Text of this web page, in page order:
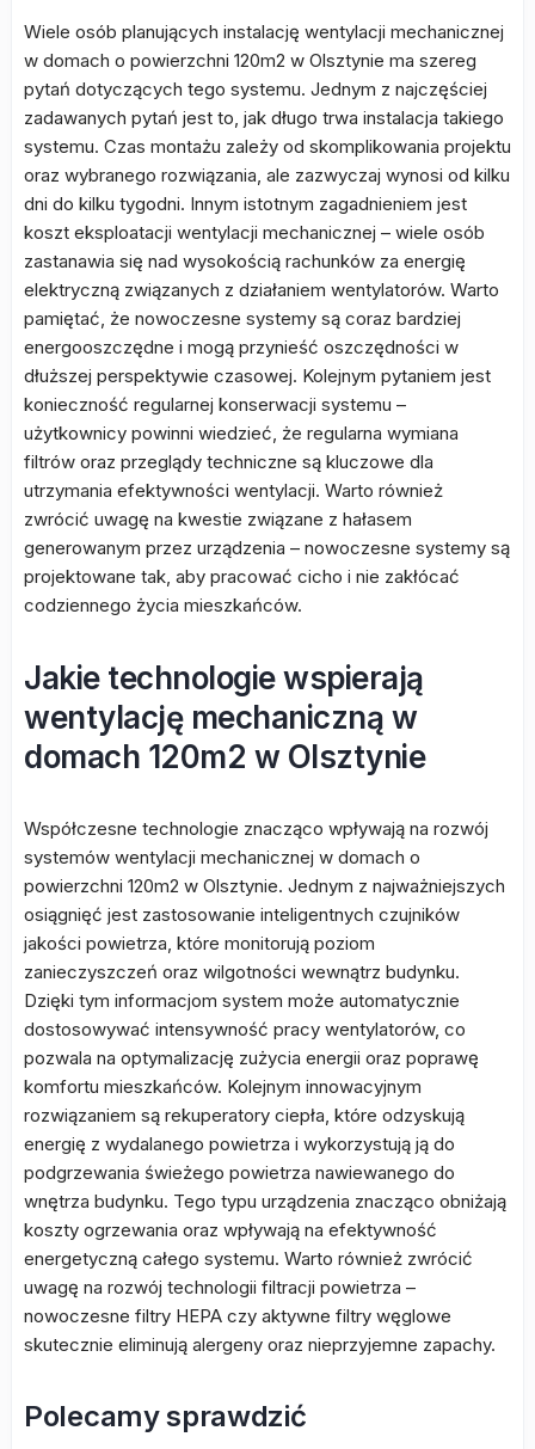
Wiele osób planujących instalację wentylacji mechanicznej
w domach o powierzchni 120m2 w Olsztynie ma szereg
pytań dotyczących tego systemu. Jednym z najczęściej
zadawanych pytań jest to, jak długo trwa instalacja takiego
systemu. Czas montażu zależy od skomplikowania projektu
oraz wybranego rozwiązania, ale zazwyczaj wynosi od kilku
dni do kilku tygodni. Innym istotnym zagadnieniem jest
koszt eksploatacji wentylacji mechanicznej – wiele osób
zastanawia się nad wysokością rachunków za energię
elektryczną związanych z działaniem wentylatorów. Warto
pamiętać, że nowoczesne systemy są coraz bardziej
energooszczędne i mogą przynieść oszczędności w
dłuższej perspektywie czasowej. Kolejnym pytaniem jest
konieczność regularnej konserwacji systemu –
użytkownicy powinni wiedzieć, że regularna wymiana
filtrów oraz przeglądy techniczne są kluczowe dla
utrzymania efektywności wentylacji. Warto również
zwrócić uwagę na kwestie związane z hałasem
generowanym przez urządzenia – nowoczesne systemy są
projektowane tak, aby pracować cicho i nie zakłócać
codziennego życia mieszkańców.
Jakie technologie wspierają
wentylację mechaniczną w
domach 120m2 w Olsztynie
Współczesne technologie znacząco wpływają na rozwój
systemów wentylacji mechanicznej w domach o
powierzchni 120m2 w Olsztynie. Jednym z najważniejszych
osiągnięć jest zastosowanie inteligentnych czujników
jakości powietrza, które monitorują poziom
zanieczyszczeń oraz wilgotności wewnątrz budynku.
Dzięki tym informacjom system może automatycznie
dostosowywać intensywność pracy wentylatorów, co
pozwala na optymalizację zużycia energii oraz poprawę
komfortu mieszkańców. Kolejnym innowacyjnym
rozwiązaniem są rekuperatory ciepła, które odzyskują
energię z wydalanego powietrza i wykorzystują ją do
podgrzewania świeżego powietrza nawiewanego do
wnętrza budynku. Tego typu urządzenia znacząco obniżają
koszty ogrzewania oraz wpływają na efektywność
energetyczną całego systemu. Warto również zwrócić
uwagę na rozwój technologii filtracji powietrza –
nowoczesne filtry HEPA czy aktywne filtry węglowe
skutecznie eliminują alergeny oraz nieprzyjemne zapachy.
Polecamy sprawdzić